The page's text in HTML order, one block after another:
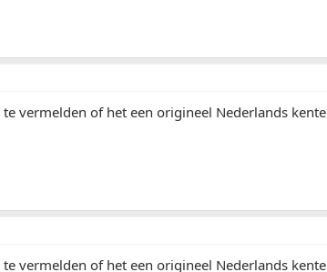
vermelden of het een origineel Nederlands
vermelden of het een origineel Nederlands